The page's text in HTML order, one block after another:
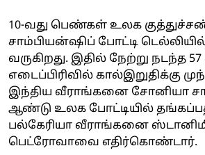
10-வது பெண்கள் உலக
சாம்பியன்ஷிப் போட்டி
வருகிறது. இதில் நேற்று நடந்த
எடைப்பிரிவில் கால்இறுதிக்கு
இந்திய வீராங்கனை சோனியா
ஆண்டு உலக போட்டியில்
பல்கேரியா வீராங்கனை
பெட்ரோவாவை எதிர்கொண்டார்.